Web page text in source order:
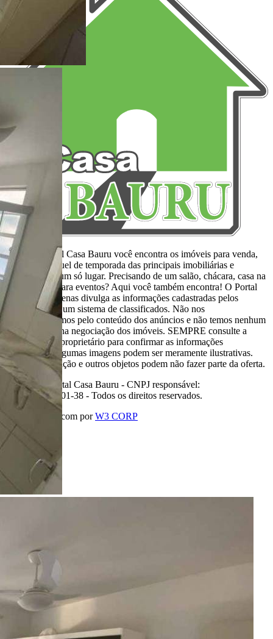
Aqui, no Portal Casa Bauru você encontra os imóveis para venda,
locação e aluguel de temporada das principais imobiliárias e
corretores em um só lugar. Precisando de um salão, chácara, casa na
praia ou sítio para eventos? Aqui você também encontra! O Portal
Casa Bauru apenas divulga as informações cadastradas pelos
usuários como um sistema de classificados. Não nos
responsabilizamos pelo conteúdo dos anúncios e não temos nenhum
envolvimento na negociação dos imóveis. SEMPRE consulte a
imobiliária ou proprietário para confirmar as informações
anunciadas. Algumas imagens podem ser meramente ilustrativas.
Itens de decoração e outros objetos podem não fazer parte da oferta.
2011-2026 Portal Casa Bauru - CNPJ responsável:
32.709.269/0001-38 - Todos os direitos reservados.
Desenvolvido com porW3 CORP